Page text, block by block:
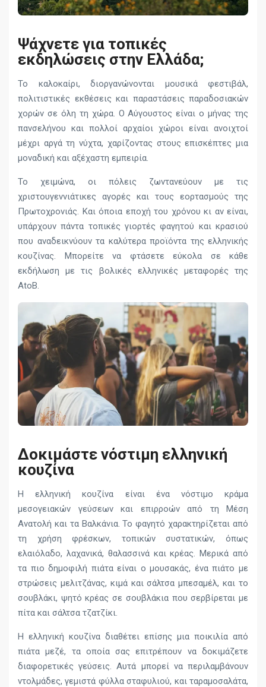
Ψάχνετε για τοπικές
εκδηλώσεις στην Ελλάδα;
Το καλοκαίρι, διοργανώνονται μουσικά φεστιβάλ,
πολιτιστικές εκθέσεις και παραστάσεις παραδοσιακών
χορών σε όλη τη χώρα. Ο Αύγουστος είναι ο μήνας της
πανσελήνου και πολλοί αρχαίοι χώροι είναι ανοιχτοί
μέχρι αργά τη νύχτα, χαρίζοντας στους επισκέπτες μια
μοναδική και αξέχαστη εμπειρία.
Το χειμώνα, οι πόλεις ζωντανεύουν με τις
χριστουγεννιάτικες αγορές και τους εορτασμούς της
Πρωτοχρονιάς. Και όποια εποχή του χρόνου κι αν είναι,
υπάρχουν πάντα τοπικές γιορτές φαγητού και κρασιού
που αναδεικνύουν τα καλύτερα προϊόντα της ελληνικής
κουζίνας. Μπορείτε να φτάσετε εύκολα σε κάθε
εκδήλωση με τις βολικές ελληνικές μεταφορές της
AtoB.
Δοκιμάστε νόστιμη ελληνική
κουζίνα
Η ελληνική κουζίνα είναι ένα νόστιμο κράμα
μεσογειακών γεύσεων και επιρροών από τη Μέση
Ανατολή και τα Βαλκάνια. Το φαγητό χαρακτηρίζεται από
τη χρήση φρέσκων, τοπικών συστατικών, όπως
ελαιόλαδο, λαχανικά, θαλασσινά και κρέας. Μερικά από
τα πιο δημοφιλή πιάτα είναι ο μουσακάς, ένα πιάτο με
στρώσεις μελιτζάνας, κιμά και σάλτσα μπεσαμέλ, και το
σουβλάκι, ψητό κρέας σε σουβλάκια που σερβίρεται με
πίτα και σάλτσα τζατζίκι.
Η ελληνική κουζίνα διαθέτει επίσης μια ποικιλία από
πιάτα μεζέ, τα οποία σας επιτρέπουν να δοκιμάζετε
διαφορετικές γεύσεις. Αυτά μπορεί να περιλαμβάνουν
ντολμάδες, γεμιστά φύλλα σταφυλιού, και ταραμοσαλάτα,